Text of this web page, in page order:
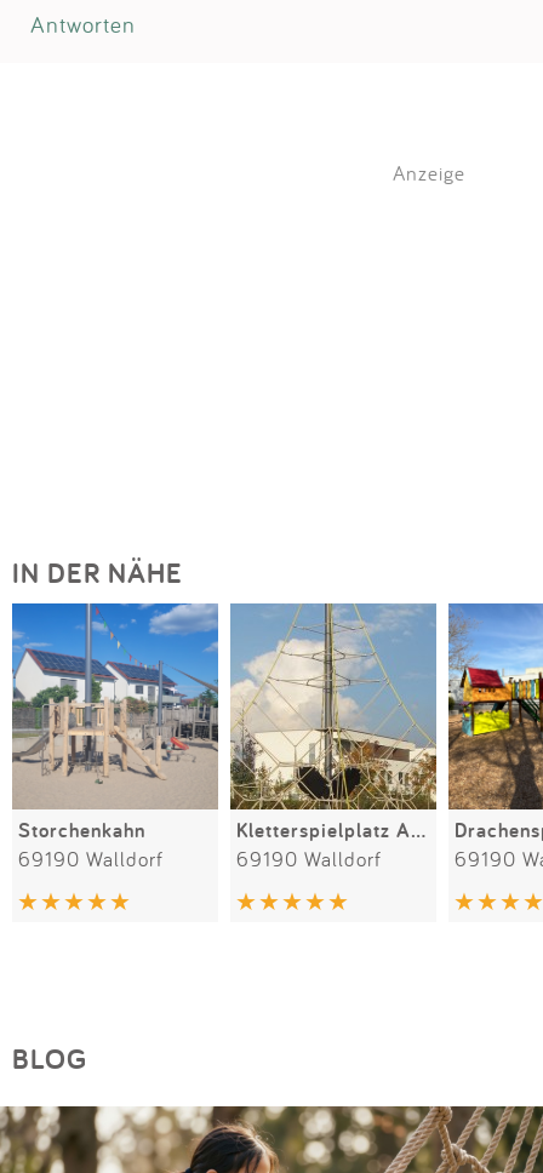
Antworten
Anzeige
IN DER NÄHE
Storchenkahn
69190 Walldorf
Kletterspielplatz Am Hochholzergraben
69190 Walldorf 69190
BLOG